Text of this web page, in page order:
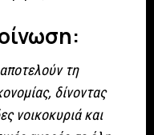
τη
δίνοντας
νοικοκυριά και